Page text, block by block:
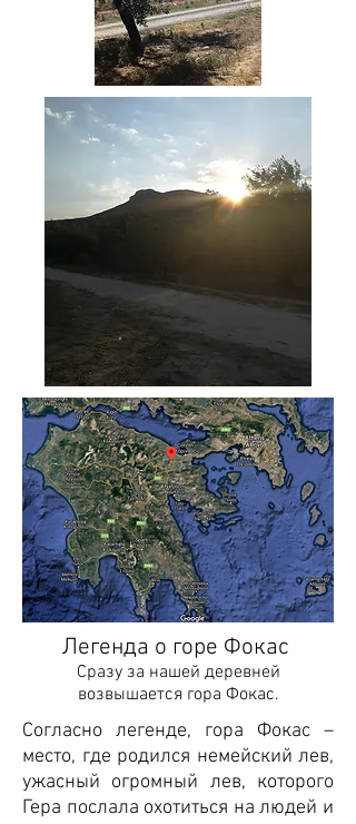
Легенда о горе Фокас
Сразу за нашей деревней
возвышается гора Фокас.
Согласно легенде, гора Фокас –
место, где родился немейский лев,
ужасный огромный лев, которого
Гера послала охотиться на людей и